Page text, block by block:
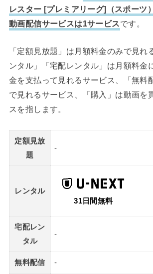
レスター [プレミアリーグ]（スポーツ
動画配信サービスは1サービスです。
「定額見放題」は月額料金のみで見れ
ンタル」「宅配レンタル」は月額料金
金を支払って見れるサービス、「無料
で見れるサービス、「購入」は動画を
スを指します。
定額見放
題
-
レンタル
31日間無料
宅配レン
タル
-
無料配信 -